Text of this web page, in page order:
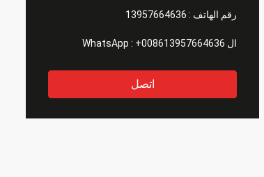
رقم الهاتف : 13957664636
ال WhatsApp : +008613957664636
اتصل